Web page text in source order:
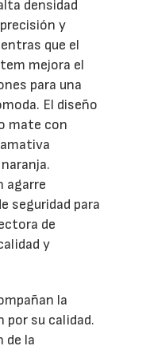
densidad
y
que el
mejora el
para una
El diseño
mate con
agarre
seguridad para
de
y
la
por su calidad.
de la